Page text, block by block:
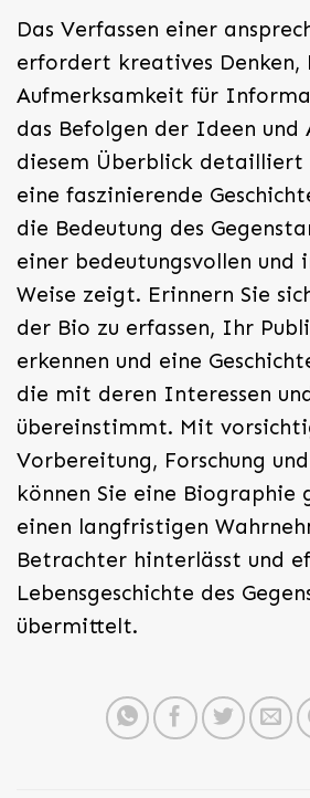
Das Verfassen einer
erfordert kreatives Denken,
Aufmerksamkeit für
das Befolgen der Ideen und
diesem Überblick detailliert
eine faszinierende
die Bedeutung des
einer bedeutungsvollen und
Weise zeigt. Erinnern Sie
der Bio zu erfassen, Ihr
erkennen und eine
die mit deren Interessen
übereinstimmt. Mit
Vorbereitung, Forschung
können Sie eine Biographie
einen langfristigen
Betrachter hinterlässt und
Lebensgeschichte des
übermittelt.